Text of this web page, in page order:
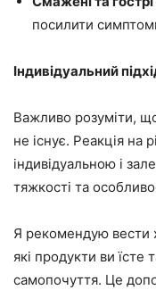
посилити
Індивідуальний
Важливо розуміти, що
не існує. Реакція на
індивідуальною і
тяжкості та
Я рекомендую вести
які продукти ви
самопочуття. Це